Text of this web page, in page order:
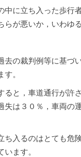
中に立ち入った歩行
らが悪いか，いわゆ
去の裁判例等に基づ
。
ると，車道通行が許
失は３０％，車両の
ち入るのはとても危
ます。